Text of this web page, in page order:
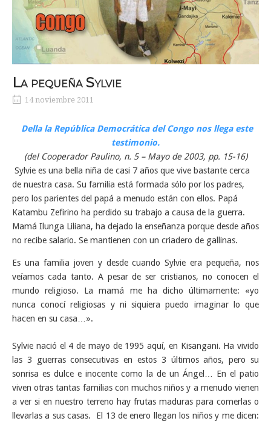
La pequeña Sylvie
14 noviembre 2011
Della la República Democrática del Congo nos llega este
testimonio.
(del Cooperador Paulino, n. 5 – Mayo de 2003, pp. 15-16)
Sylvie es una bella niña de casi 7 años que vive bastante cerca
de nuestra casa. Su familia está formada sólo por los padres,
pero los parientes del papá a menudo están con ellos. Papá
Katambu Zefirino ha perdido su trabajo a causa de la guerra.
Mamá Ilunga Liliana, ha dejado la enseñanza porque desde años
no recibe salario. Se mantienen con un criadero de gallinas.
Es una familia joven y desde cuando Sylvie era pequeña, nos
veíamos cada tanto. A pesar de ser cristianos, no conocen el
mundo religioso. La mamá me ha dicho últimamente: «yo
nunca conocí religiosas y ni siquiera puedo imaginar lo que
hacen en su casa…».
Sylvie nació el 4 de mayo de 1995 aquí, en Kisangani. Ha vivido
las 3 guerras consecutivas en estos 3 últimos años, pero su
sonrisa es dulce e inocente como la de un Ángel… En el patio
viven otras tantas familias con muchos niños y a menudo vienen
a ver si en nuestro terreno hay frutas maduras para comerlas o
llevarlas a sus casas. El 13 de enero llegan los niños y me dicen: